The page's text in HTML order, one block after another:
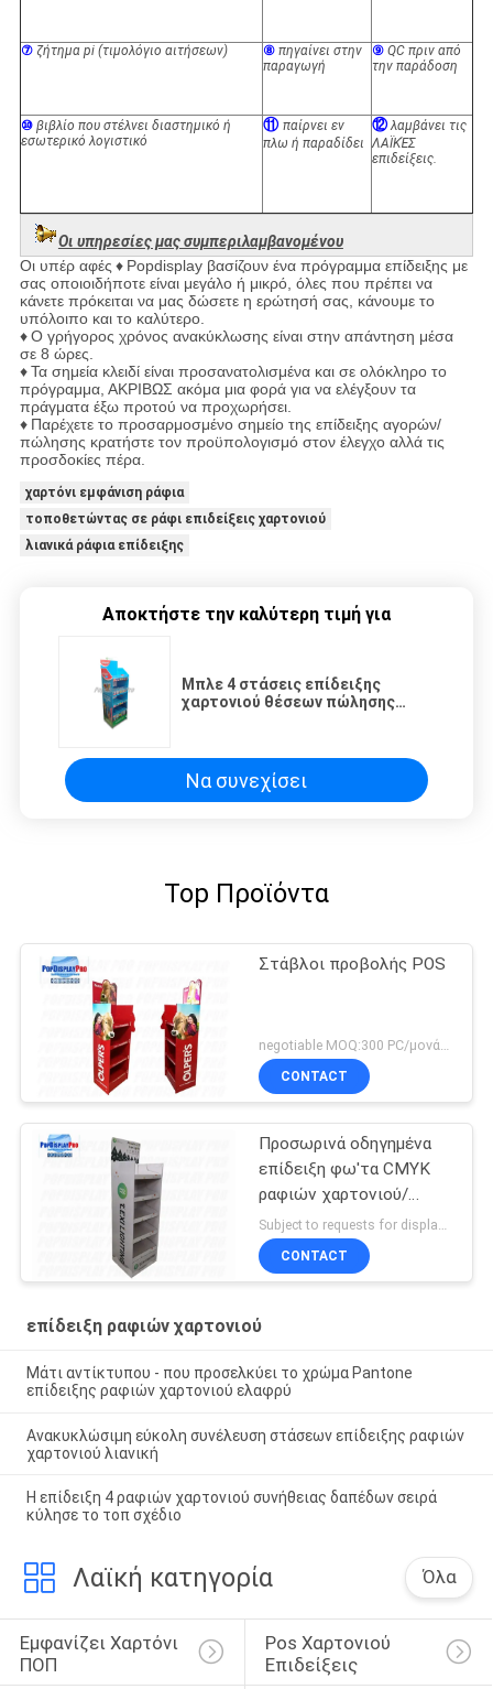
⑦ ζήτημα pi (τιμολόγιο αιτήσεων) ⑧ πηγαίνει στην
παραγωγή
⑨ QC πριν από
την παράδοση
⑩ βιβλίο που στέλνει διαστημικό ή
εσωτερικό λογιστικό
⑪ παίρνει εν
πλω ή παραδίδει
⑫ λαμβάνει τις
ΛΑΪΚΈΣ
επιδείξεις.
Οι υπηρεσίες μας συμπεριλαμβανομένου
Οι υπέρ αφές ♦ Popdisplay βασίζουν ένα πρόγραμμα επίδειξης με
σας οποιοιδήποτε είναι μεγάλο ή μικρό, όλες που πρέπει να
κάνετε πρόκειται να μας δώσετε η ερώτησή σας, κάνουμε το
υπόλοιπο και το καλύτερο.
♦Ο γρήγορος χρόνος ανακύκλωσης είναι στην απάντηση μέσα
σε 8 ώρες.
♦Τα σημεία κλειδί είναι προσανατολισμένα και σε ολόκληρο το
πρόγραμμα, ΑΚΡΙΒΩΣ ακόμα μια φορά για να ελέγξουν τα
πράγματα έξω προτού να προχωρήσει.
♦ Παρέχετε το προσαρμοσμένο σημείο της επίδειξης αγορών/
πώλησης κρατήστε τον προϋπολογισμό στον έλεγχο αλλά τις
προσδοκίες πέρα.
χαρτόνι εμφάνιση ράφια
τοποθετώντας σε ράφι επιδείξεις χαρτονιού
λιανικά ράφια επίδειξης
Αποκτήστε την καλύτερη τιμή για
Μπλε 4 στάσεις επίδειξης
χαρτονιού θέσεων πώλησης
Να συνεχίσει
Top Προϊόντα
Στάβλοι προβολής POS
negotiable MOQ:300 PC/μονάδα
CONTACT
Προσωρινά οδηγημένα
επίδειξη φω'τα CMYK
ραφιών χαρτονιού/
τυπωμένη ύλη 4C για τις
διακοπές
CONTACT
επίδειξη ραφιών χαρτονιού
Μάτι αντίκτυπου - που προσελκύει το χρώμα Pantone
επίδειξης ραφιών χαρτονιού ελαφρύ
Ανακυκλώσιμη εύκολη συνέλευση στάσεων επίδειξης ραφιών
χαρτονιού λιανική
Η επίδειξη 4 ραφιών χαρτονιού συνήθειας δαπέδων σειρά
κύλησε το τοπ σχέδιο
Λαϊκή κατηγορία Όλα
Εμφανίζει Χαρτόνι
ΠΟΠ
Pos Χαρτονιού
Επιδείξεις